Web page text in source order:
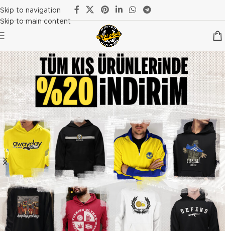
Skip to navigation
Skip to main content